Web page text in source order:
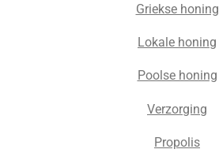
Griekse honing
Lokale honing
Poolse honing
Verzorging
Propolis